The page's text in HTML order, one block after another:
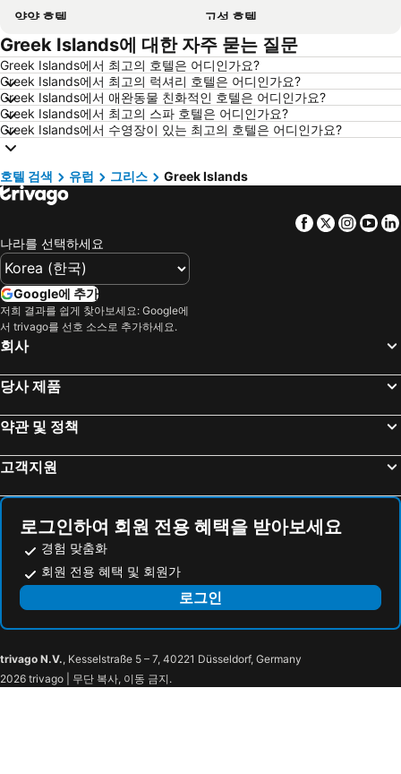
양양 호텔
고성 호텔
대전 호텔
방콕 호텔
목포 호텔
포항 호텔
상하이 호텔
히로시마 호텔
평창 호텔
통영 호텔
괌 호텔
경기도 호텔
한국 호텔
Phu Quoc 호텔
크로아티아 해안 호텔
Paris 호텔
말레이시아 호텔
헝가리 호텔
라치오 호텔
Hanoi region 호텔
경상북도 호텔
Greek Islands에 대한 자주 묻는 질문
Greek Islands에서 최고의 호텔은 어디인가요?
Greek Islands에서 최고의 럭셔리 호텔은 어디인가요?
Greek Islands에서 애완동물 친화적인 호텔은 어디인가요?
Greek Islands에서 최고의 스파 호텔은 어디인가요?
Greek Islands에서 수영장이 있는 최고의 호텔은 어디인가요?
호텔 검색 유럽 그리스 Greek Islands
Facebook
Twitter
나라를 선택하세요
Google에 추가
저희 결과를 쉽게 찾아보세요: Google에
서 trivago를 선호 소스로 추가하세요.
회사
당사 제품
약관 및 정책
고객지원
로그인하여 회원 전용 혜택을 받아보세요
경험 맞춤화
회원 전용 혜택 및 회원가
로그인
trivago N.V., Kesselstraße 5 – 7, 40221 Düsseldorf, Germany
2026 trivago | 무단 복사, 이동 금지.